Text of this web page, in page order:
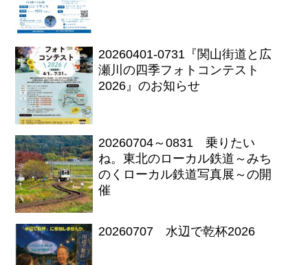
20260401-0731『関山街道と広
瀬川の四季フォトコンテスト
2026』のお知らせ
20260704～0831 乗りたい
ね。東北のローカル鉄道～みち
のくローカル鉄道写真展～の開
催
20260707 水辺で乾杯2026